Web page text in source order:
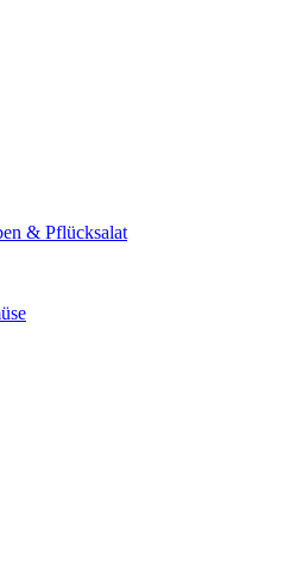
& Pflücksalat